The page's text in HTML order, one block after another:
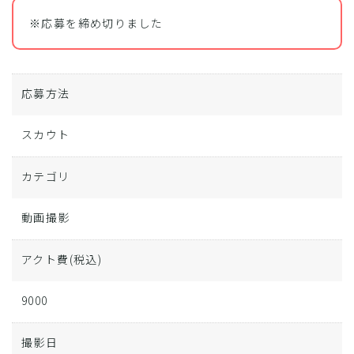
※応募を締め切りました
応募方法
スカウト
カテゴリ
動画撮影
アクト費 (税込)
9000
撮影日